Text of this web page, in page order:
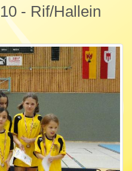
- Rif/Hallein